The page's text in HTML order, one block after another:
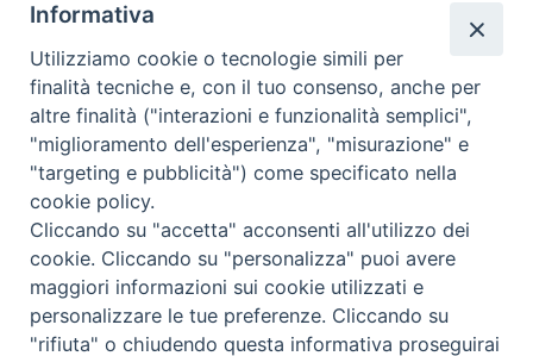
Redazione
Scrivici
Copyright © 2019 - Tutti i diritti riservati - Vita
Trentina Editrice
Privacy Policy
Torna
Informativa
Utilizziamo cookie o tecnologie simili per
finalità tecniche e, con il tuo consenso, anche per
altre finalità ("interazioni e funzionalità semplici",
"miglioramento dell'esperienza", "misurazione" e
"targeting e pubblicità") come specificato nella
cookie policy.
Cliccando su "accetta" acconsenti all'utilizzo dei
cookie. Cliccando su "personalizza" puoi avere
maggiori informazioni sui cookie utilizzati e
personalizzare le tue preferenze. Cliccando su
"rifiuta" o chiudendo questa informativa proseguirai